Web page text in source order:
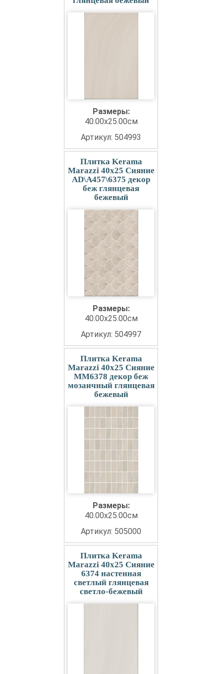
Размеры:
40.00x25.00см
Артикул: 504993
Плитка Kerama
Marazzi 40x25 Сияние
AD\A457\6375 декор
беж глянцевая
бежевый
Размеры:
40.00x25.00см
Артикул: 504997
Плитка Kerama
Marazzi 40x25 Сияние
MM6378 декор беж
мозаичный глянцевая
бежевый
Размеры:
40.00x25.00см
Артикул: 505000
Плитка Kerama
Marazzi 40x25 Сияние
6374 настенная
светлый глянцевая
светло-бежевый